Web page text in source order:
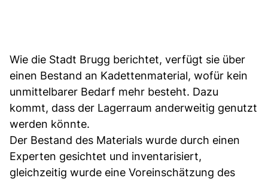
Wie die Stadt Brugg berichtet, verfügt sie über
einen Bestand an Kadettenmaterial, wofür kein
unmittelbarer Bedarf mehr besteht. Dazu
kommt, dass der Lagerraum anderweitig genutzt
werden könnte.
Der Bestand des Materials wurde durch einen
Experten gesichtet und inventarisiert,
gleichzeitig wurde eine Voreinschätzung des